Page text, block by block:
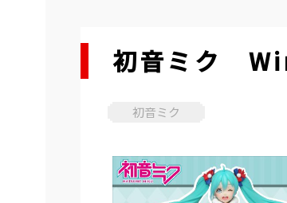
初音ミク
初音ミク